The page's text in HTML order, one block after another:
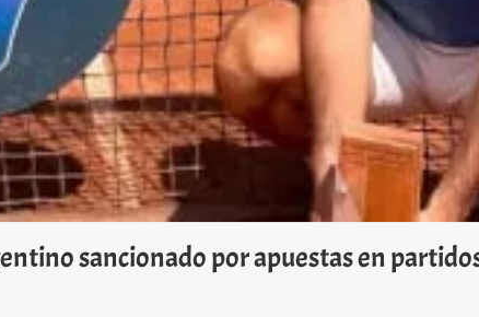
sancionado por apuestas en